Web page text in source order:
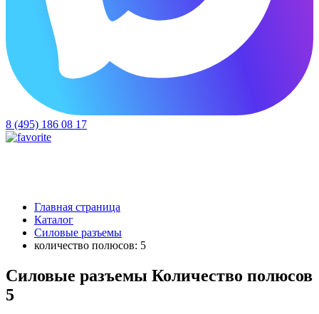
8 (495) 186 08 17
Главная страница
Каталог
Силовые разъемы
количество полюсов: 5
Силовые разъемы Количество полюсов
5